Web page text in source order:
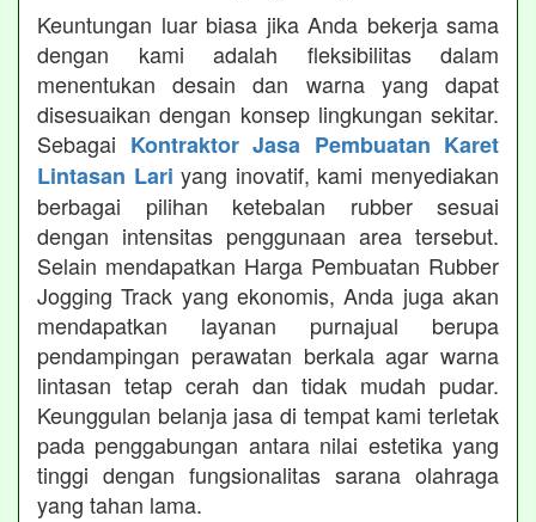
Keuntungan luar biasa jika Anda bekerja sama
dengan kami adalah fleksibilitas dalam
menentukan desain dan warna yang dapat
disesuaikan dengan konsep lingkungan sekitar.
Sebagai Kontraktor Jasa Pembuatan Karet
Lintasan Lari yang inovatif, kami menyediakan
berbagai pilihan ketebalan rubber sesuai
dengan intensitas penggunaan area tersebut.
Selain mendapatkan Harga Pembuatan Rubber
Jogging Track yang ekonomis, Anda juga akan
mendapatkan layanan purnajual berupa
pendampingan perawatan berkala agar warna
lintasan tetap cerah dan tidak mudah pudar.
Keunggulan belanja jasa di tempat kami terletak
pada penggabungan antara nilai estetika yang
tinggi dengan fungsionalitas sarana olahraga
yang tahan lama.